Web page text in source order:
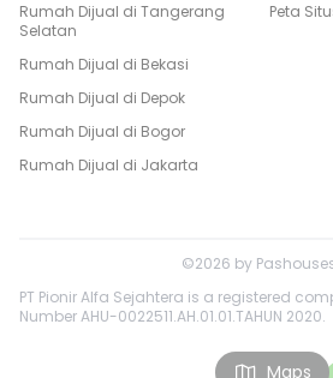
Maps
Rumah Dijual di Tangerang
Selatan
Rumah Dijual di Bekasi
Rumah Dijual di Depok
Rumah Dijual di Bogor
Rumah Dijual di Jakarta
Peta
©2026 by
PT Pionir Alfa Sejahtera is a registered
Number AHU-0022511.AH.01.01.TAHUN 2020.